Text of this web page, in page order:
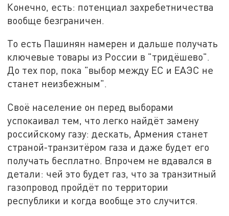
Конечно, есть: потенциал захребетничества
вообще безграничен.
То есть Пашинян намерен и дальше получать
ключевые товары из России в "тридёшево".
До тех пор, пока "выбор между ЕС и ЕАЭС не
станет неизбежным".
Своё население он перед выборами
успокаивал тем, что легко найдёт замену
российскому газу: дескать, Армения станет
страной-транзитёром газа и даже будет его
получать бесплатно. Впрочем не вдавался в
детали: чей это будет газ, что за транзитный
газопровод пройдёт по территории
республики и когда вообще это случится.